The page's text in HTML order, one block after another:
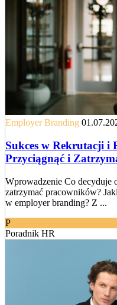
Employer Branding
Sukces w Rekrutacji
Przyciągnąć i
Wprowadzenie Co decyduje
zatrzymać pracowników?
w employer branding? Z ...
P
Poradnik HR